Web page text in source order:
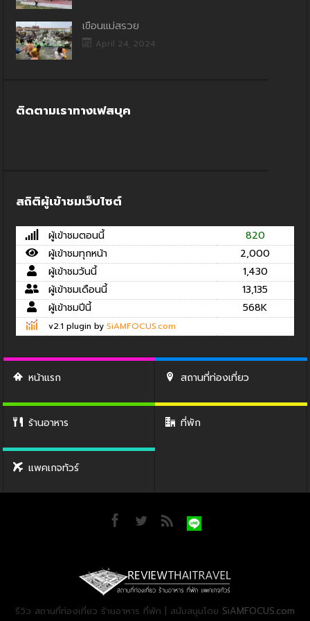
เขื่อนแม่สรวย
April 24, 2024
ติดตามเราทางเฟสบุค
สถิติผู้เข้าชมเว็บไซต์
ผู้เข้าชมตอนนี้
820
ผู้เข้าชมทุกหน้า
2,000
ผู้เข้าชมวันนี้
1,430
ผู้เข้าชมเดือนนี้
13,135
ผู้เข้าชมปีนี้
568K
v2.1 plugin by SiAMFOCUS.com
หน้าแรก สถานที่ท่องเที่ยว
ร้านอาหาร ที่พัก
แพคเกจทัวร์
รีวิว สถานที่ท่องเที่ยว ร้านอาหาร ที่พัก | สนับสนุนโดย SiAMFOCUS.com